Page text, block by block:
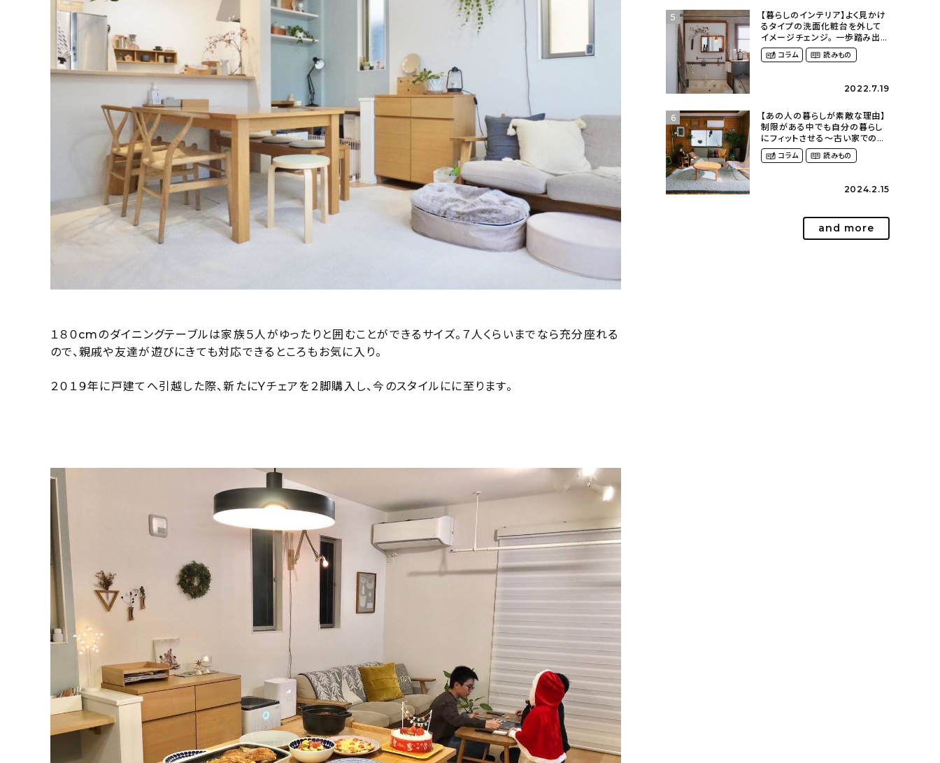
１８０cmのダイニングテーブルは家族５人がゆったりと囲むことができるサイズ。７人くらいまでなら充分座れる
ので、親戚や友達が遊びにきても対応できるところもお気に入り。
２０１９年に戸建てへ引越した際、新たにYチェアを２脚購入し、今のスタイルにに至ります。
5
【暮らしのインテリア】よく見かけ
るタイプの洗面化粧台を外して
イメージチェンジ。 一歩踏み出し
て理想の空間へ〜築１２年の建
売住宅をDIYする暮らし
コラム 読みもの
2022.7.19
6
【あの人の暮らしが素敵な理由】
制限がある中でも自分の暮らし
にフィットさせる〜古い家での暮
らしを楽しむ（idasanchiさん）
コラム 読みもの
2024.2.15
and more